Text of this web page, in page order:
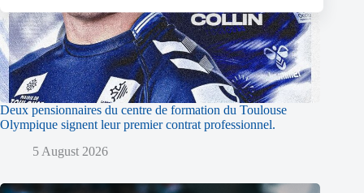
Deux pensionnaires du centre de formation du Toulouse
Olympique signent leur premier contrat professionnel.
5 August 2026